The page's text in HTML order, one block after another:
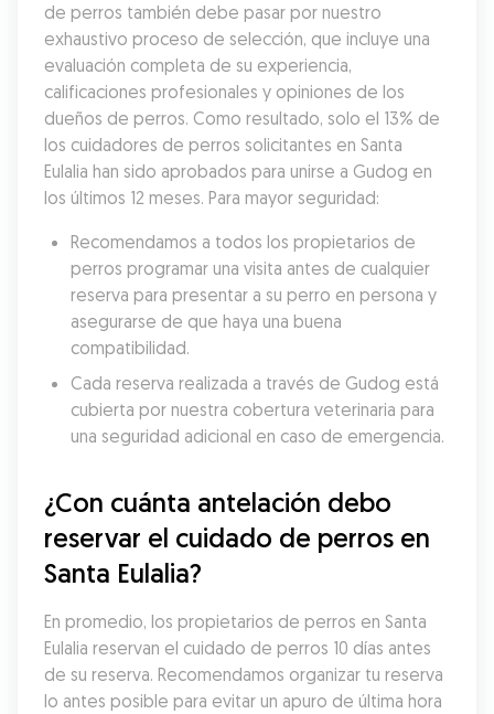
de perros también debe pasar por nuestro
exhaustivo proceso de selección, que incluye una
evaluación completa de su experiencia,
calificaciones profesionales y opiniones de los
dueños de perros. Como resultado, solo el 13% de
los cuidadores de perros solicitantes en Santa
Eulalia han sido aprobados para unirse a Gudog en
los últimos 12 meses. Para mayor seguridad:
Recomendamos a todos los propietarios de
perros programar una visita antes de cualquier
reserva para presentar a su perro en persona y
asegurarse de que haya una buena
compatibilidad.
Cada reserva realizada a través de Gudog está
cubierta por nuestra cobertura veterinaria para
una seguridad adicional en caso de emergencia.
¿Con cuánta antelación debo
reservar el cuidado de perros en
Santa Eulalia?
En promedio, los propietarios de perros en Santa
Eulalia reservan el cuidado de perros 10 días antes
de su reserva. Recomendamos organizar tu reserva
lo antes posible para evitar un apuro de última hora